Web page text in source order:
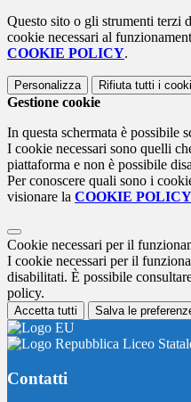
Questo sito o gli strumenti terzi
cookie necessari al
COOKIE POLICY.
Personalizza Rifiuta tutti i
Gestione cookie
In questa schermata è possibile
I cookie necessari sono quelli
piattaforma e non è possibile
Per conoscere quali sono i
visionare la COOKIE POLICY
Cookie necessari per il
I cookie necessari per il
disabilitati. È possibile
policy.
Accetta tutti Salva le
Liceo
Contatti